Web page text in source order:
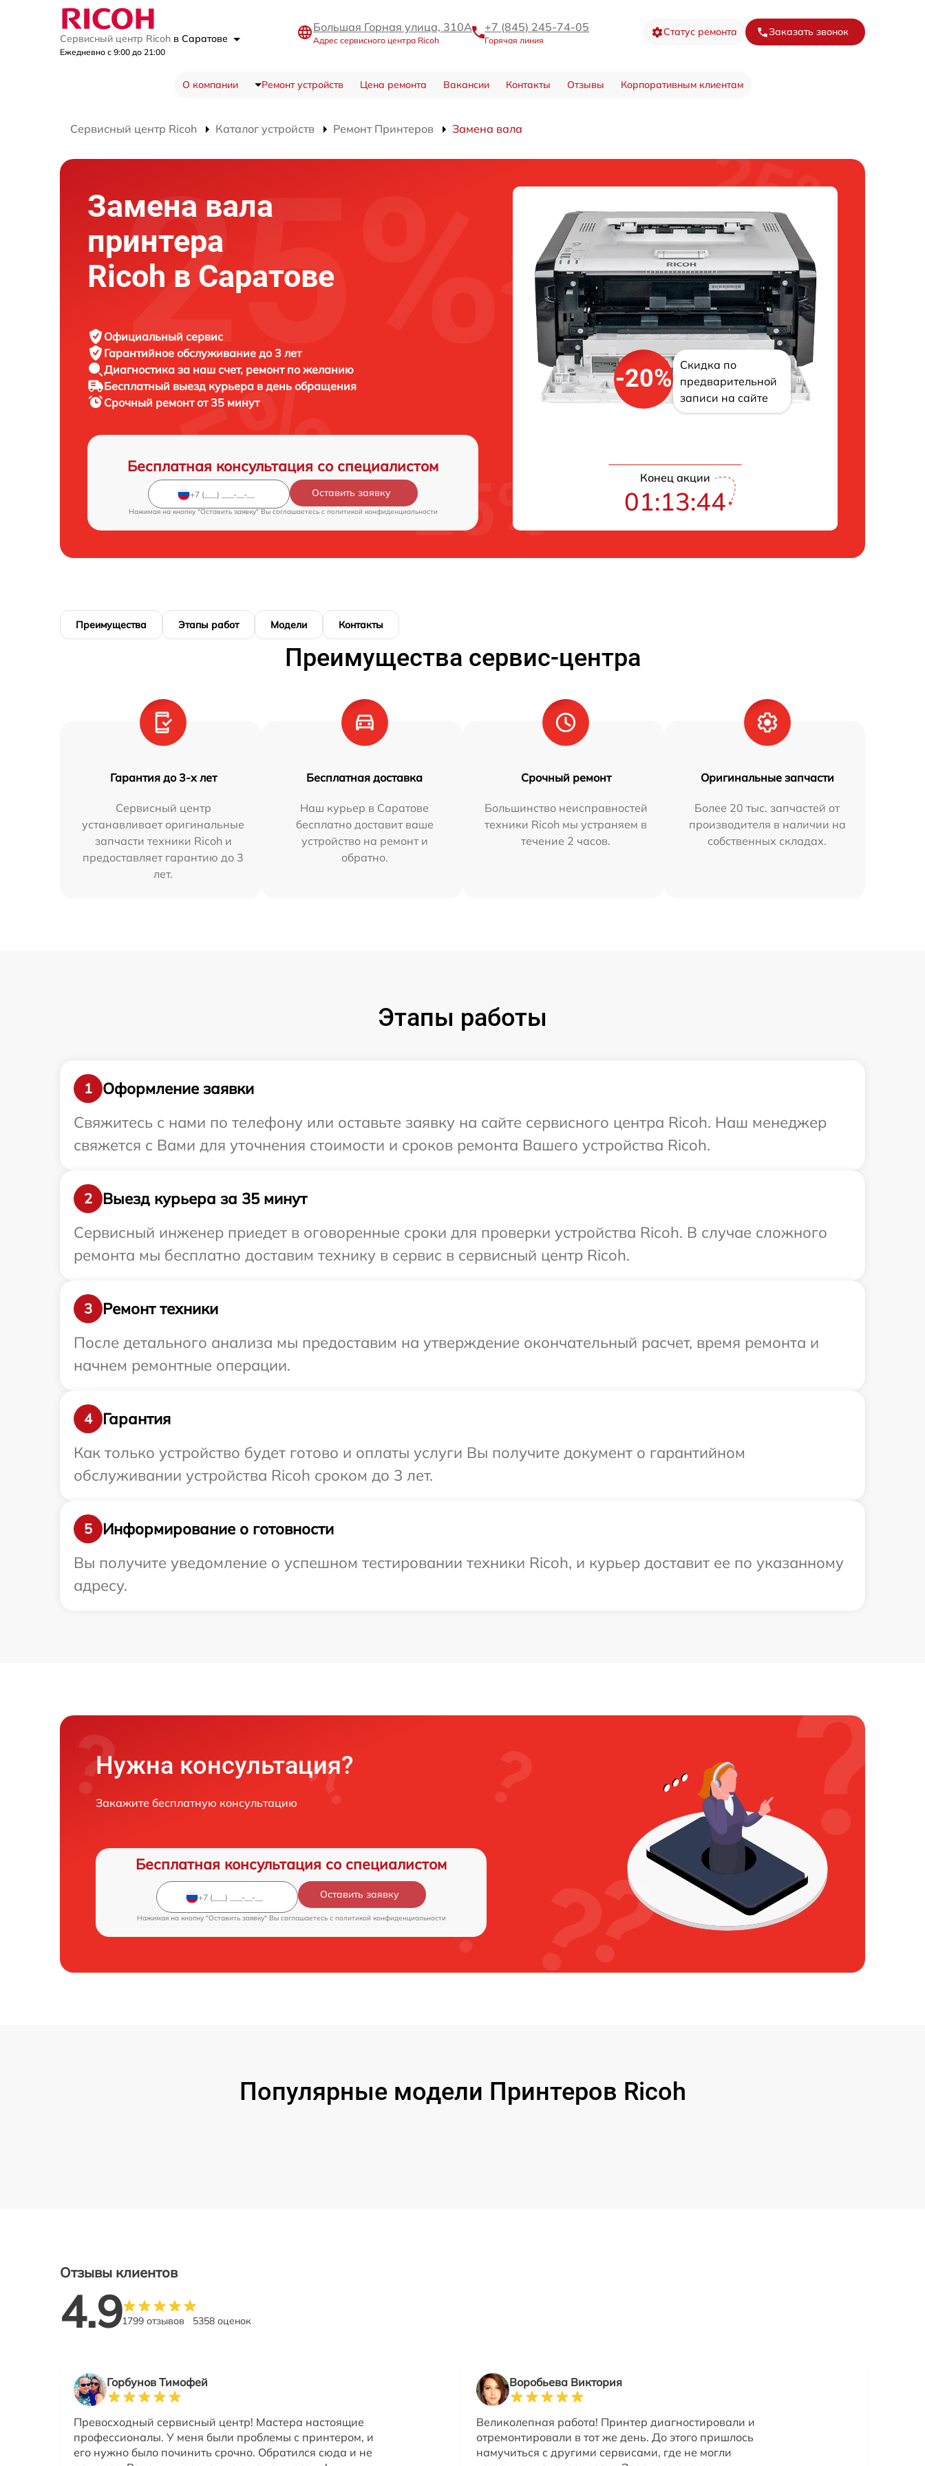
Сервисный центр Ricoh в Саратове
Ежедневно с 9:00 до 21:00
Большая Горная улица, 310А
Адрес сервисного центра Ricoh
+7 (845) 245-74-05
Горячая линия
Статус ремонта Заказать звонок
О компании Ремонт устройств Цена ремонта Вакансии Контакты Отзывы Корпоративным клиентам
Сервисный центр Ricoh Каталог устройств Ремонт Принтеров Замена вала
Замена вала
принтера
Ricoh в Саратове
Официальный сервис
Гарантийное обслуживание до 3 лет
Диагностика за наш счет, ремонт по желанию
Бесплатный выезд курьера в день обращения
Срочный ремонтот 35 минут
Бесплатная консультация со специалистом
Оставить заявку
Нажимая на кнопку "Оставить заявку" Вы соглашаетесь c политикой конфиденциальности
-20%
Скидка по
предварительной
записи на сайте
Конец акции
01:13:43
Преимущества Этапы работ Модели Контакты
Преимущества сервис-центра
Гарантия до 3-х лет
Сервисный центр
устанавливает оригинальные
запчасти техники Ricoh и
предоставляет гарантию до 3
лет.
Бесплатная доставка
Наш курьер в Саратове
бесплатно доставит ваше
устройство на ремонт и
обратно.
Срочный ремонт
Большинство неисправностей
техники Ricoh мы устраняем в
течение 2 часов.
Оригинальные запчасти
Более 20 тыс. запчастей от
производителя в наличии на
собственных складах.
Этапы работы
1
Оформление заявки
Свяжитесь с нами по телефону или оставьте заявку на сайте сервисного центра Ricoh. Наш менеджер
свяжется с Вами для уточнения стоимости и сроков ремонта Вашего устройства Ricoh.
2
Выезд курьера за 35 минут
Сервисный инженер приедет в оговоренные сроки для проверки устройства Ricoh. В случае сложного
ремонта мы бесплатно доставим технику в сервис в сервисный центр Ricoh.
3
Ремонт техники
После детального анализа мы предоставим на утверждение окончательный расчет, время ремонта и
начнем ремонтные операции.
4
Гарантия
Как только устройство будет готово и оплаты услуги Вы получите документ о гарантийном
обслуживании устройства Ricoh сроком до 3 лет.
5
Информирование о готовности
Вы получите уведомление о успешном тестировании техники Ricoh, и курьер доставит ее по указанному
адресу.
Нужна консультация?
Закажите бесплатную консультацию
Бесплатная консультация со специалистом
Оставить заявку
Нажимая на кнопку "Оставить заявку" Вы соглашаетесь c политикой конфиденциальности
Популярные модели Принтеров Ricoh
Отзывы клиентов
4.91799 отзывов 5358 оценок
Горбунов Тимофей
Превосходный сервисный центр! Мастера настоящие
профессионалы. У меня были проблемы с принтером, и
его нужно было починить срочно. Обратился сюда и не
Воробьева Виктория
Великолепная работа! Принтер диагностировали и
отремонтировали в тот же день. До этого пришлось
намучиться с другими сервисами, где не могли